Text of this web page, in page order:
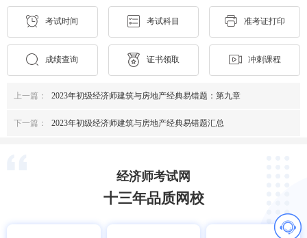
考试时间 考试科目 准考证打印
成绩查询 证书领取 冲刺课程
上一篇： 2023年初级经济师建筑与房地产经典易错题：第九章
下一篇： 2023年初级经济师建筑与房地产经典易错题汇总
经济师考试网
十三年品质网校